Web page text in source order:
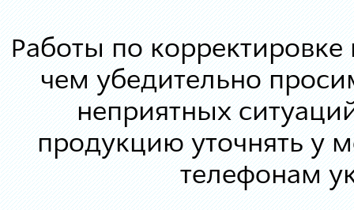
Работы по корректировке
чем убедительно
неприятных
продукцию уточнять у
телефонам